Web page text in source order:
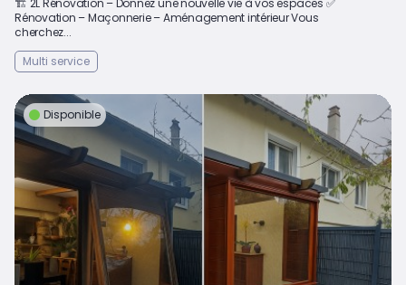
🏗️ 2L Rénovation – Donnez une nouvelle vie à vos espaces ✅
Rénovation – Maçonnerie – Aménagement intérieur Vous
cherchez...
Multi service
Disponible